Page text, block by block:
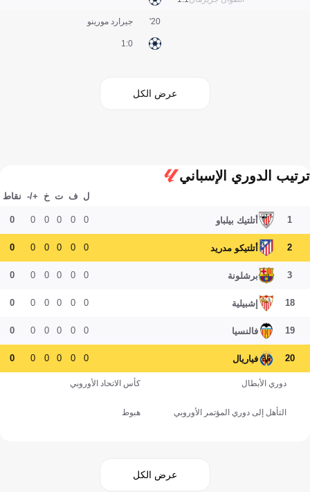
جيرارد مورينو
0:1
20'
عرض الكل
ترتيب الدوري الإسباني
ل ف ت خ +/- نقاط
1 أتلتيك بيلباو 0
0
0
0
0
0
2 أتلتيكو مدريد 0
0
0
0
0
0
3 برشلونة 0
0
0
0
0
0
18 إشبيلية 0
0
0
0
0
0
19 فالنسيا 0
0
0
0
0
0
20 فياريال 0
0
0
0
0
0
دوري الأبطال كأس الاتحاد الأوروبي
التأهل إلى دوري المؤتمر الأوروبي هبوط
عرض الكل